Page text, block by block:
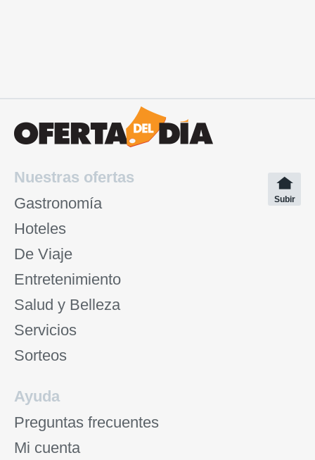
Nuestras ofertas
Gastronomía
Hoteles
De Viaje
Entretenimiento
Salud y Belleza
Servicios
Sorteos
Subir
Ayuda
Preguntas frecuentes
Mi cuenta